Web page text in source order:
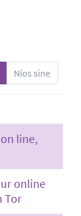
Níos sine
line,
online
Tor